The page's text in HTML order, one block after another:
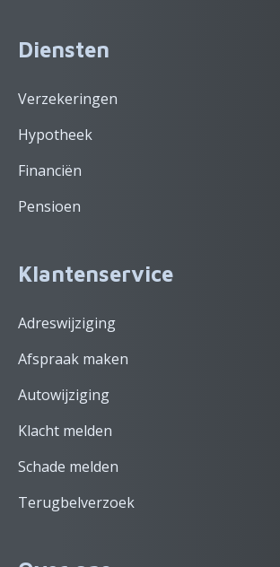
Diensten
Verzekeringen
Hypotheek
Financiën
Pensioen
Klantenservice
Adreswijziging
Afspraak maken
Autowijziging
Klacht melden
Schade melden
Terugbelverzoek